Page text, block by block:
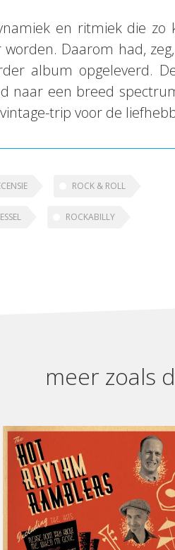
en ritmiek die zo
worden. Daarom had,
album opgeleverd.
naar een breed
trip voor de
ROCK & ROLL
ROCKABILLY
meer zoals